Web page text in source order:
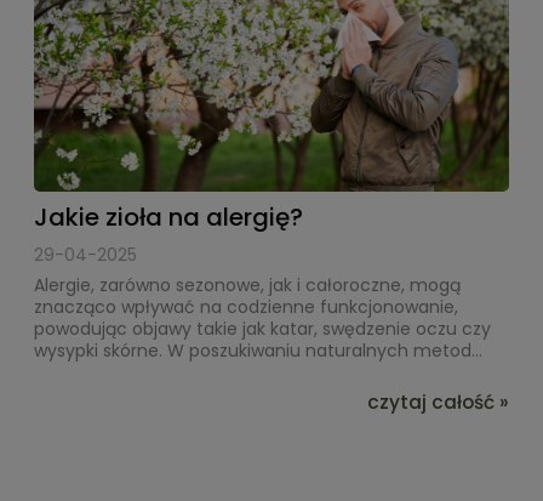
Jakie zioła na alergię?
29-04-2025
Alergie, zarówno sezonowe, jak i całoroczne, mogą
znacząco wpływać na codzienne funkcjonowanie,
powodując objawy takie jak katar, swędzenie oczu czy
wysypki skórne. W poszukiwaniu naturalnych metod...
czytaj całość »